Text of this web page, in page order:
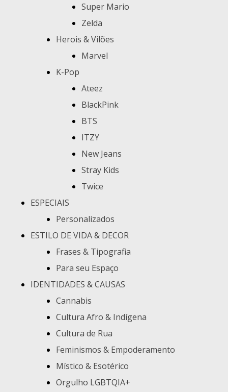
Super Mario
Zelda
Herois & Vilões
Marvel
K-Pop
Ateez
BlackPink
BTS
ITZY
New Jeans
Stray Kids
Twice
ESPECIAIS
Personalizados
ESTILO DE VIDA & DECOR
Frases & Tipografia
Para seu Espaço
IDENTIDADES & CAUSAS
Cannabis
Cultura Afro & Indígena
Cultura de Rua
Feminismos & Empoderamento
Místico & Esotérico
Orgulho LGBTQIA+